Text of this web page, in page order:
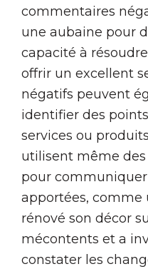
commentaires
une aubaine pour
capacité à
offrir un excellent
négatifs peuvent
identifier des
services ou
utilisent même des
pour
apportées, comme
rénové son décor
mécontents et a
constater les